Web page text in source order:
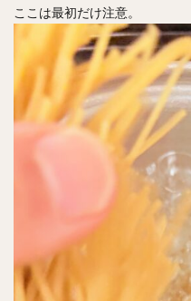
ここは最初だけ注意。